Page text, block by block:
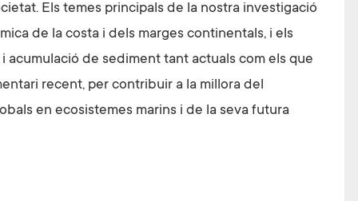
Els temes principals de la nostra investigació
de la costa i dels marges continentals, i els
acumulació de sediment tant actuals com els que
recent, per contribuir a la millora del
en ecosistemes marins i de la seva futura